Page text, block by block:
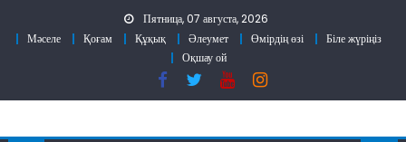
Пятница, 07 августа, 2026
Мәселе
Қоғам Құқық Әлеумет Өмірдің өзі
Біле жүріңіз
Оқшау ой